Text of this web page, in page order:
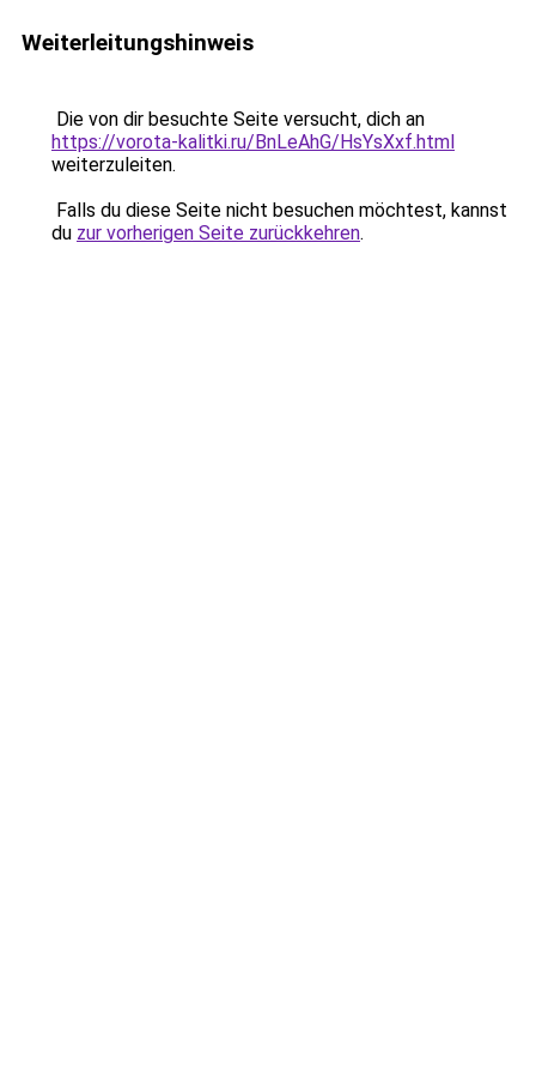
Weiterleitungshinweis
Die von dir besuchte Seite versucht, dich an
https://vorota-kalitki.ru/BnLeAhG/HsYsXxf.html
weiterzuleiten.
Falls du diese Seite nicht besuchen möchtest, kannst
du zur vorherigen Seite zurückkehren.